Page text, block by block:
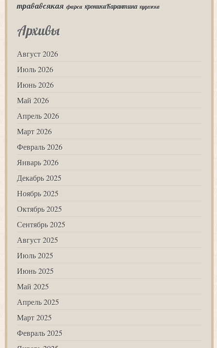
трававсякая фарси хроникиКарантина художка
Архивы
Август 2026
Июль 2026
Июнь 2026
Май 2026
Апрель 2026
Март 2026
Февраль 2026
Январь 2026
Декабрь 2025
Ноябрь 2025
Октябрь 2025
Сентябрь 2025
Август 2025
Июль 2025
Июнь 2025
Май 2025
Апрель 2025
Март 2025
Февраль 2025